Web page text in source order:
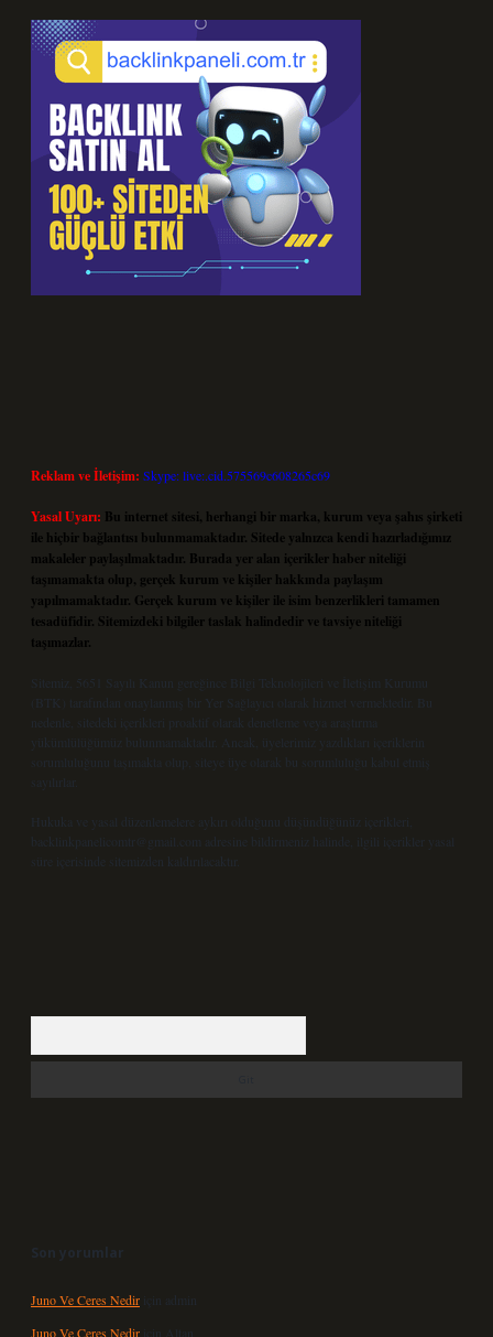
Reklam ve İletişim: Skype: live:.cid.575569c608265c69
Yasal Uyarı: Bu internet sitesi, herhangi bir marka, kurum veya şahıs şirketi
ile hiçbir bağlantısı bulunmamaktadır. Sitede yalnızca kendi hazırladığımız
makaleler paylaşılmaktadır. Burada yer alan içerikler haber niteliği
taşımamakta olup, gerçek kurum ve kişiler hakkında paylaşım
yapılmamaktadır. Gerçek kurum ve kişiler ile isim benzerlikleri tamamen
tesadüfidir. Sitemizdeki bilgiler taslak halindedir ve tavsiye niteliği
taşımazlar.
Sitemiz, 5651 Sayılı Kanun gereğince Bilgi Teknolojileri ve İletişim Kurumu
(BTK) tarafından onaylanmış bir Yer Sağlayıcı olarak hizmet vermektedir. Bu
nedenle, sitedeki içerikleri proaktif olarak denetleme veya araştırma
yükümlülüğümüz bulunmamaktadır. Ancak, üyelerimiz yazdıkları içeriklerin
sorumluluğunu taşımakta olup, siteye üye olarak bu sorumluluğu kabul etmiş
sayılırlar.
Hukuka ve yasal düzenlemelere aykırı olduğunu düşündüğünüz içerikleri,
backlinkpanelicomtr@gmail.com
adresine bildirmeniz halinde, ilgili içerikler yasal
süre içerisinde sitemizden kaldırılacaktır.
Son yorumlar
Juno Ve Ceres Nedir için
admin
Juno Ve Ceres Nedir için Altan